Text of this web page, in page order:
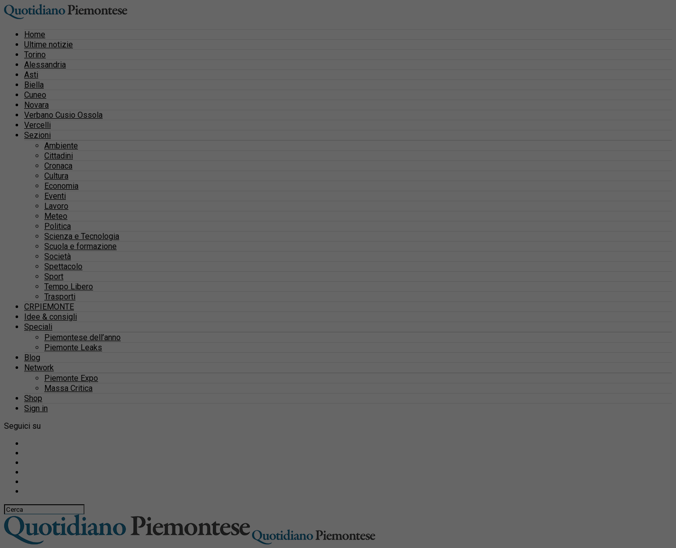
Home
Ultime notizie
Torino
Alessandria
Asti
Biella
Cuneo
Novara
Verbano Cusio Ossola
Vercelli
Sezioni
Ambiente
Cittadini
Cronaca
Cultura
Economia
Eventi
Lavoro
Meteo
Politica
Scienza e Tecnologia
Scuola e formazione
Società
Spettacolo
Sport
Tempo Libero
Trasporti
CRPIEMONTE
Idee & consigli
Speciali
Piemontese dell’anno
Piemonte Leaks
Blog
Network
Piemonte Expo
Massa Critica
Shop
Sign in
Seguici su